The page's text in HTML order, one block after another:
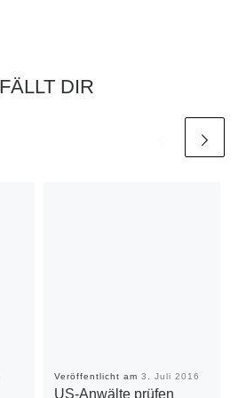
DIR
Veröffentlicht am 3. Juli 2016
US-Anwälte prüfen